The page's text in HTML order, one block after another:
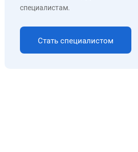
специалистам.
Стать специалистом